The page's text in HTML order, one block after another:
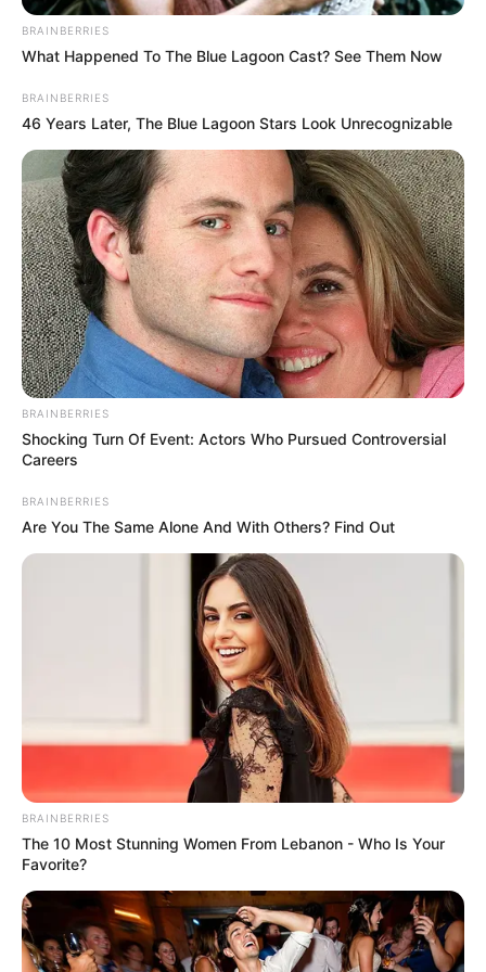
„Aki gyereket vagy állatot az autóban hagy a nyári
hőségben, ezzel életveszélynek kitéve őket, az erre
számítson.
Azt sem fogjuk találgatni, hogy esetlegesen megy-
e a klíma a lezárt autóban, ha nem tudjuk kinyitni az
ajtót, akkor az élet megóvása érdekében betörjük
az ablakot” – figyelmeztetnek, hozzátéve, hogy az
autó betört ablakában keletkezett kár a
kocsitulajdonost terheli. Kiemelt fotó: illusztráció,
BRAINBERRIES
What Happened To The Blue Lagoon Cast? See Them Now
BRAINBERRIES
46 Years Later, The Blue Lagoon Stars Look Unrecognizable
BRAINBERRIES
Shocking Turn Of Event: Actors Who Pursued Controversial
Careers
BRAINBERRIES
Are You The Same Alone And With Others? Find Out
BRAINBERRIES
The 10 Most Stunning Women From Lebanon - Who Is Your
Favorite?